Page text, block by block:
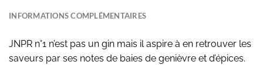
INFORMATIONS COMPLÉMENTAIRES
JNPR n°1 n’est pas un gin mais il aspire à en retrouver les
saveurs par ses notes de baies de genièvre et d’épices.